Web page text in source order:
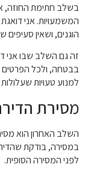
בשלב חתימת החוזה,
המשמעויות. אני
הוגנים, ושאין
זה גם השלב שבו אני
בבטחה, ולכל הפרטים
למנוע טעויות
מסירת
השלב האחרון הוא
במסירה, בודקת
לפני המסירה הסופית.